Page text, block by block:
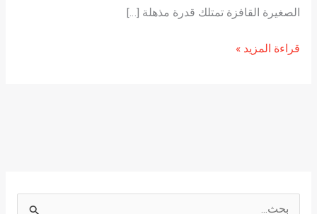
الصغيرة القافزة تمتلك قدرة مذهلة […]
قراءة المزيد »